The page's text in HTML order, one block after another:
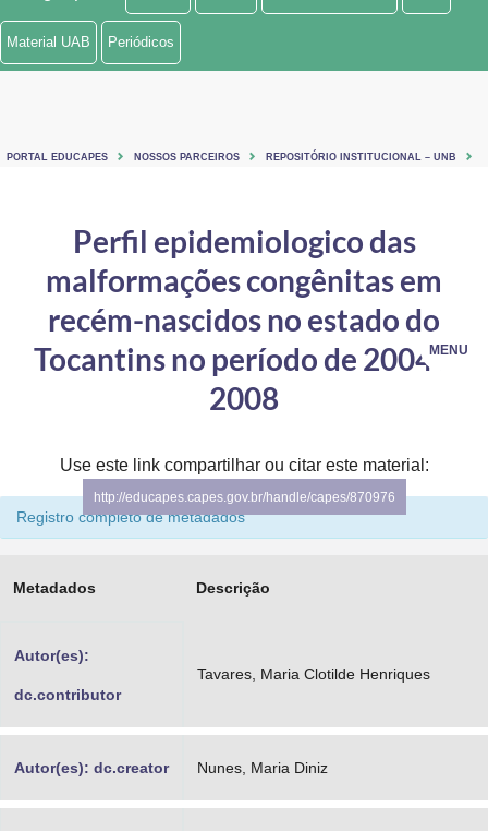
Ministério de Minas e Energia
Controladoria-Geral da União
Ministério da Mulher, da Família e dos Direitos Humanos
Secretaria-Geral
Gabinete de Segurança Institucional
Advocacia-Geral da União
MENU
Material UAB Periódicos
PORTAL EDUCAPES NOSSOS PARCEIROS REPOSITÓRIO INSTITUCIONAL – UNB
Perfil epidemiologico das
malformações congênitas em
recém-nascidos no estado do
Tocantins no período de 2004 a
2008
Use este link compartilhar ou citar este material:
http://educapes.capes.gov.br/handle/capes/870976
Registro completo de metadados
Metadados Descrição
Autor(es):
dc.contributor
Tavares, Maria Clotilde Henriques
Autor(es): dc.creator Nunes, Maria Diniz